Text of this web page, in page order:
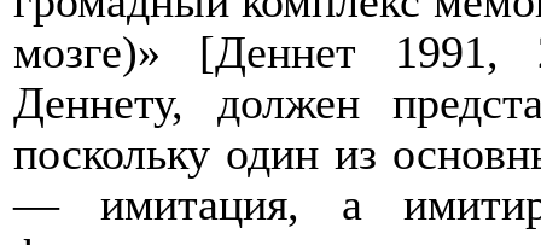
мозге)» [Деннет
Деннету, должен
поскольку один из
— имитация, а